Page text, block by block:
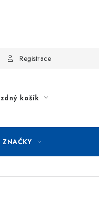
Registrace
košík
ZNAČKY